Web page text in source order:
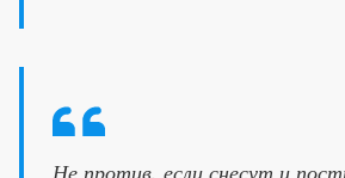
Не против, если снесут и